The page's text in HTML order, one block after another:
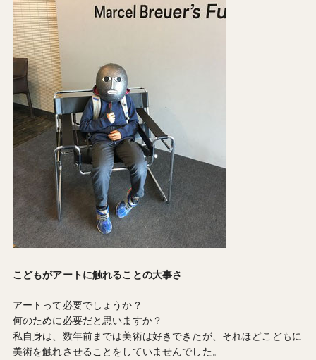
こどもがアートに触れることの大事さ
アートって必要でしょうか？
何のために必要だと思いますか？
私自身は、数年前までは美術は好きできたが、それほどこどもに
美術を触れさせることをしていませんでした。